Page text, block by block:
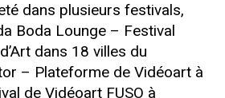
dans plusieurs festivals,
Boda Lounge – Festival
dans 18 villes du
– Plateforme de Vidéoart à
de Vidéoart FUSO à